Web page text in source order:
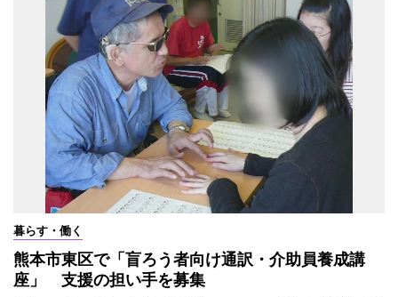
暮らす・働く
熊本市東区で「盲ろう者向け通訳・介助員養成講
座」 支援の担い手を募集